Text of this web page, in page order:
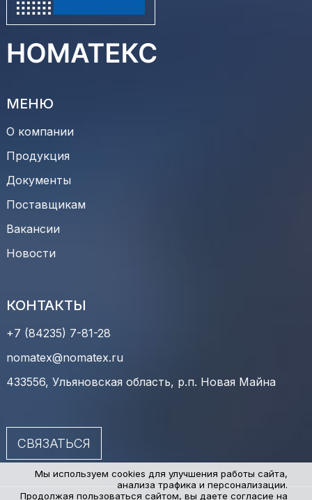
Мы используем cookies для улучшения работы сайта,
анализа трафика и персонализации.
Продолжая пользоваться сайтом, вы даете согласие на
МЕНЮ
О компании
Продукция
Документы
Поставщикам
Вакансии
Новости
КОНТАКТЫ
+7 (84235) 7-81-28
nomatex@nomatex.ru
433556, Ульяновская область, р.п. Новая Майна
СВЯЗАТЬСЯ